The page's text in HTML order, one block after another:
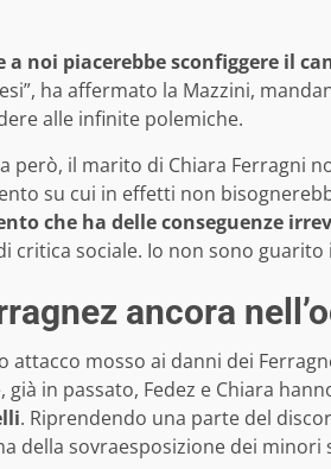
a noi piacerebbe sconfiggere il
ha affermato la Mazzini,
alle infinite polemiche.
però, il marito di Chiara Ferragni
su cui in effetti non
che ha delle conseguenze
critica sociale. Io non sono
ancora
attacco mosso ai danni dei
già in passato, Fedez e Chiara
. Riprendendo una parte del
della sovraesposizione dei minori